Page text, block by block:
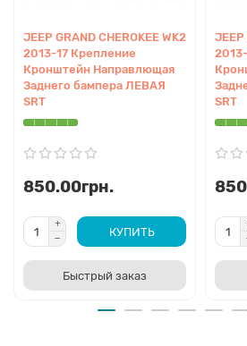
JEEP GRAND CHEROKEE WK2
2013-17 Крепление
Кронштейн Направлющая
Заднего бампера ЛЕВАЯ
SRT
850.00грн.
КУПИТЬ
Быстрый заказ
JEEP
SRT